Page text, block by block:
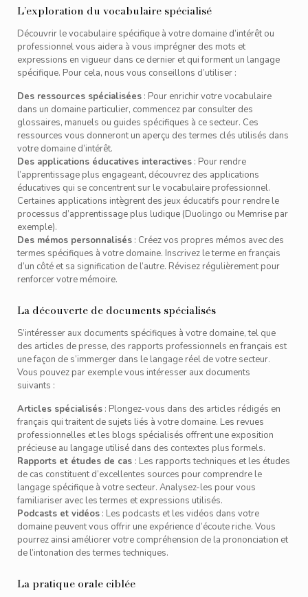
L’exploration du vocabulaire spécialisé
Découvrir le vocabulaire spécifique à votre domaine d’intérêt ou
professionnel vous aidera à vous imprégner des mots et
expressions en vigueur dans ce dernier et qui forment un langage
spécifique. Pour cela, nous vous conseillons d’utiliser :
Des ressources spécialisées : Pour enrichir votre vocabulaire
dans un domaine particulier, commencez par consulter des
glossaires, manuels ou guides spécifiques à ce secteur. Ces
ressources vous donneront un aperçu des termes clés utilisés dans
votre domaine d’intérêt.
Des applications éducatives interactives : Pour rendre
l’apprentissage plus engageant, découvrez des applications
éducatives qui se concentrent sur le vocabulaire professionnel.
Certaines applications intègrent des jeux éducatifs pour rendre le
processus d’apprentissage plus ludique (Duolingo ou Memrise par
exemple).
Des mémos personnalisés : Créez vos propres mémos avec des
termes spécifiques à votre domaine. Inscrivez le terme en français
d’un côté et sa signification de l’autre. Révisez régulièrement pour
renforcer votre mémoire.
La découverte de documents spécialisés
S’intéresser aux documents spécifiques à votre domaine, tel que
des articles de presse, des rapports professionnels en français est
une façon de s’immerger dans le langage réel de votre secteur.
Vous pouvez par exemple vous intéresser aux documents
suivants :
Articles spécialisés : Plongez-vous dans des articles rédigés en
français qui traitent de sujets liés à votre domaine. Les revues
professionnelles et les blogs spécialisés offrent une exposition
précieuse au langage utilisé dans des contextes plus formels.
Rapports et études de cas : Les rapports techniques et les études
de cas constituent d’excellentes sources pour comprendre le
langage spécifique à votre secteur. Analysez-les pour vous
familiariser avec les termes et expressions utilisés.
Podcasts et vidéos : Les podcasts et les vidéos dans votre
domaine peuvent vous offrir une expérience d’écoute riche. Vous
pourrez ainsi améliorer votre compréhension de la prononciation et
de l’intonation des termes techniques.
La pratique orale ciblée